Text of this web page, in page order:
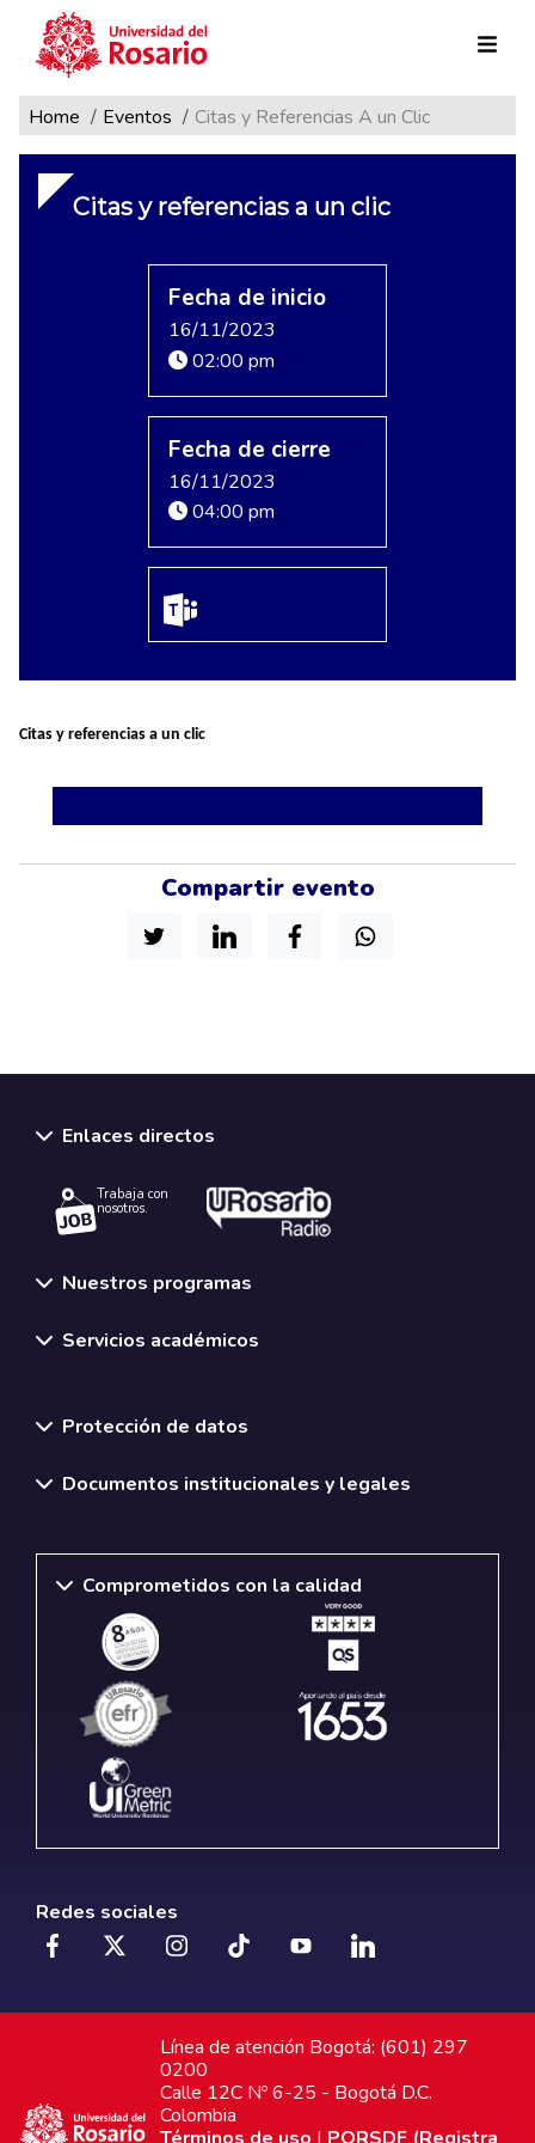
Pasar al contenido principal
Compartir evento
Ruta de navegación
Home Eventos Citas y Referencias A un Clic
Citas y referencias a un clic
Fecha de inicio
16/11/2023
02:00 pm
Fecha de cierre
16/11/2023
04:00 pm
Citas y referencias a un clic
Enlaces directos
Trabaja con
nosotros.
Nuestros programas
Servicios académicos
Protección de datos
Documentos institucionales y legales
Comprometidos con la calidad
Redes sociales
Línea de atención Bogotá: (601) 297
0200
Calle 12C Nº 6-25 - Bogotá D.C.
Colombia